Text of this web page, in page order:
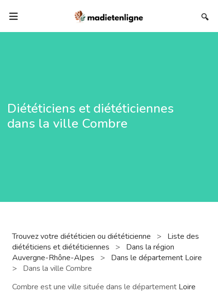
🔍
Diététiciens et diététiciennes
dans la ville Combre
Trouvez votre diététicien ou diététicienne >
Liste des
diététiciens et diététiciennes
>
Dans la région
Auvergne-Rhône-Alpes
>
Dans le département Loire
>
Dans la ville Combre
Combre est une ville située dans le département Loire